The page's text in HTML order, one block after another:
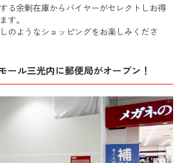
る余剰在庫からバイヤーがセレクトしお得
す。
のようなショッピングをお楽しみくださ
ール三光内に郵便局がオープン！